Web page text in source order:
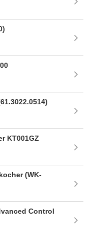
KT001GZ
(WK-
Control